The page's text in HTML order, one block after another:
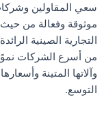
سعي المقاولين
موثوقة وفعالة من حيث
التجارية الصينية
من أسرع الشركات
وآلاتها المتينة
التوسع.